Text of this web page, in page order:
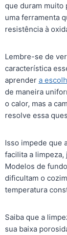
que duram muito
uma ferramenta
resistência à
Lembre-se de
característica
aprender a
de maneira
o calor, mas a
resolve essa
Isso impede que
facilita a limpeza,
Modelos de
dificultam o
temperatura
Saiba que a
sua baixa